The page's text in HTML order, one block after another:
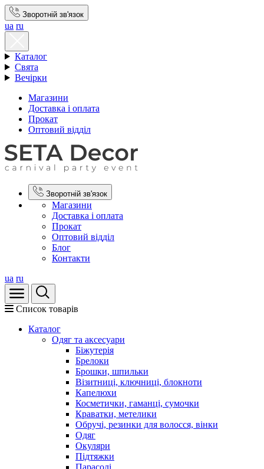
Зворотній зв'язок
ua ru
Каталог
Свята
Вечірки
Магазини
Доставка і оплата
Прокат
Оптовий відділ
Зворотній зв'язок
Магазини
Доставка і оплата
Прокат
Оптовий відділ
Блог
Контакти
ua ru
Список товарів
Каталог
Oдяг та аксесуари
Біжутерія
Брелоки
Брошки, шпильки
Візитниці, ключниці, блокноти
Капелюхи
Косметички, гаманці, сумочки
Краватки, метелики
Обручі, резинки для волосся, вінки
Одяг
Окуляри
Підтяжки
Парасолі